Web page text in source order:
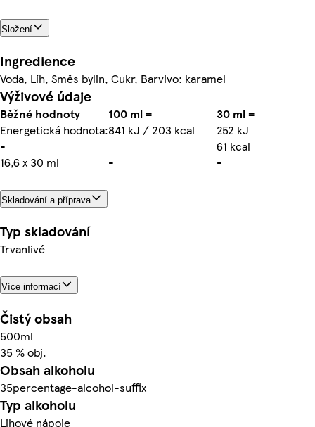
Složení
Ingredience
Voda, Líh, Směs bylin, Cukr, Barvivo: karamel
Výživové údaje
Běžné hodnoty 100 ml =
30 ml =
Energetická hodnota:841 kJ / 203 kcal
252 kJ
-
61 kcal
16,6 x 30 ml
- -
Skladování a příprava
Typ skladování
Trvanlivé
Více informací
Čistý obsah
500ml
35 % obj.
Obsah alkoholu
35percentage-alcohol-suffix
Typ alkoholu
Lihové nápoje